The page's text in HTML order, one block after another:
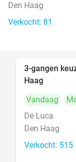
Den Haag
Verkocht: 81
3-gangen
Haag
Vandaag
De Luca
Den Haag
Verkocht: 515